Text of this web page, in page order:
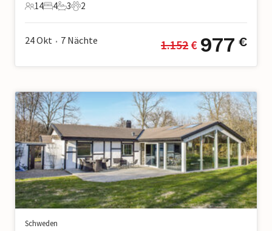
14 Gäste
14
4 Schlafzimmer
4
3 Badezimmer
3
2 Haustiere
2
24 Okt • 7 Nächte 1.152 € 977 €
Schweden